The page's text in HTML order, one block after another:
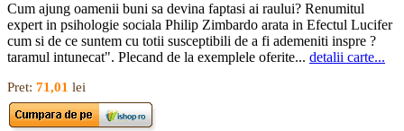
Cum ajung oamenii buni sa devina faptasi ai raului? Renumitul
expert in psihologie sociala Philip Zimbardo arata in Efectul Lucifer
cum si de ce suntem cu totii susceptibili de a fi ademeniti inspre ?
taramul intunecat". Plecand de la exemplele oferite... detalii carte...
Pret: 71,01 lei